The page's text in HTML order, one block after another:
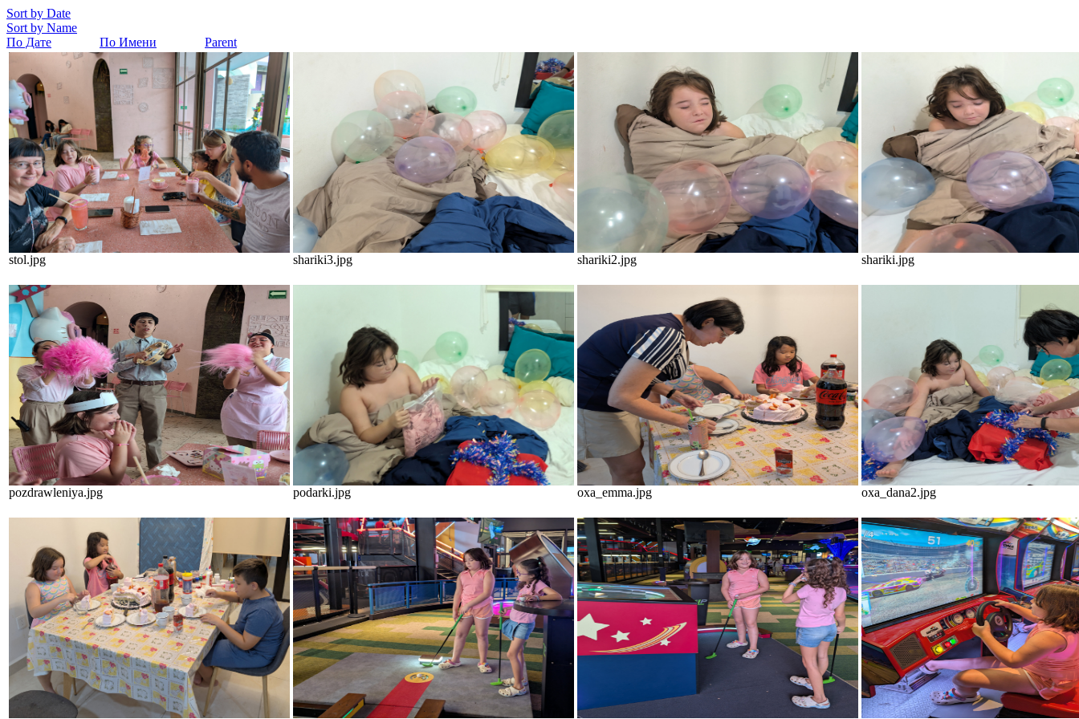
Sort by Date
Sort by Name
По Дате
По Имени Parent
stol.jpg shariki3.jpg shariki2.jpg shariki.jpg
pozdrawleniya.jpg podarki.jpg oxa_emma.jpg oxa_dana2.jpg